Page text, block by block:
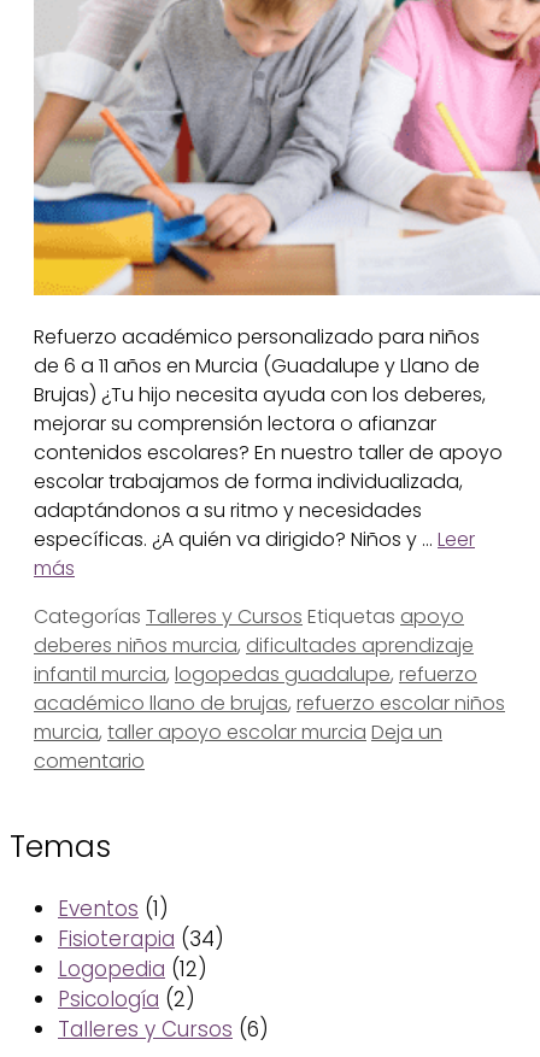
Refuerzo académico personalizado para niños
de 6 a 11 años en Murcia (Guadalupe y Llano de
Brujas) ¿Tu hijo necesita ayuda con los deberes,
mejorar su comprensión lectora o afianzar
contenidos escolares? En nuestro taller de apoyo
escolar trabajamos de forma individualizada,
adaptándonos a su ritmo y necesidades
específicas. ¿A quién va dirigido? Niños y … Leer
más
Categorías Talleres y Cursos Etiquetas apoyo
deberes niños murcia, dificultades aprendizaje
infantil murcia, logopedas guadalupe, refuerzo
académico llano de brujas, refuerzo escolar niños
murcia, taller apoyo escolar murcia Deja un
comentario
Temas
Eventos (1)
Fisioterapia (34)
Logopedia (12)
Psicología (2)
Talleres y Cursos (6)